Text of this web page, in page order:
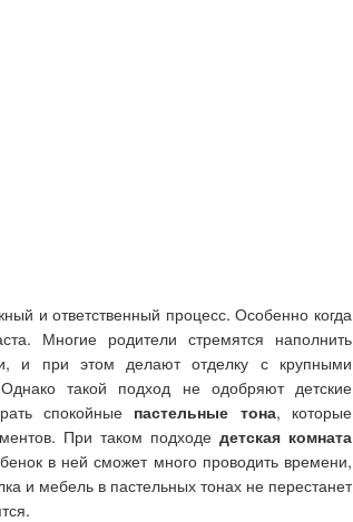
и ответственный процесс. Особенно когда
Многие родители стремятся наполнить
и при этом делают отделку с крупными
такой подход не одобряют детские
спокойные пастельные тона, которые
При таком подходе детская комната
в ней сможет много проводить времени,
и мебель в пастельных тонах не перестанет